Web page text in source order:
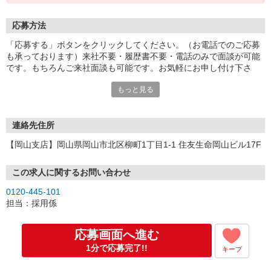
応募方法
「応募する」ボタンをクリックしてください。（お電話でのご応募
も承っております）来社不要・履歴書不要・電話のみで面談が可能
です。もちろんご来社面談も可能です。お気軽にお申し付け下さ
もっと見る
連絡先住所
【岡山支店】岡山県岡山市北区柳町1丁目1-1 住友生命岡山ビル17F
この求人に関するお問い合わせ
0120-445-101
担当：採用係
応募画面へ進む
1分で応募完了!! キープ